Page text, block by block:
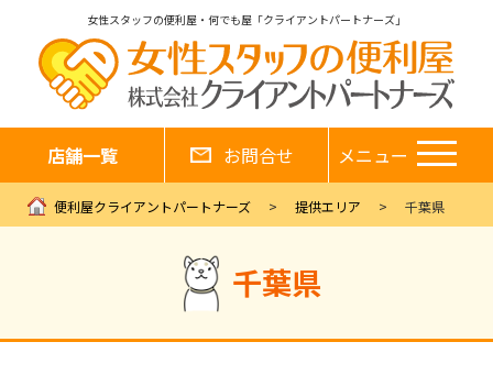
女性スタッフの便利屋・何でも屋「クライアントパートナーズ」
店舗一覧 お問合せ メニュー
便利屋クライアントパートナーズ 提供エリア 千葉県
千葉県